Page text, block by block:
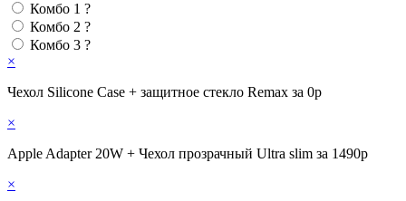
Комбо 1 ?
Комбо 2 ?
Комбо 3 ?
×
Чехол Silicone Case + защитное стекло Remax за 0р
×
Apple Adapter 20W + Чехол прозрачный Ultra slim за 1490р
×